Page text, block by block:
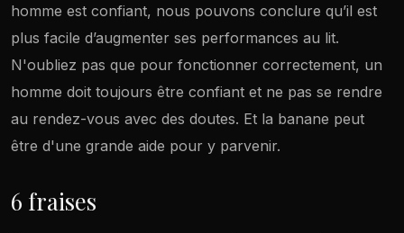
homme est confiant, nous pouvons conclure qu’il est
plus facile d’augmenter ses performances au lit.
N'oubliez pas que pour fonctionner correctement, un
homme doit toujours être confiant et ne pas se rendre
au rendez-vous avec des doutes. Et la banane peut
être d'une grande aide pour y parvenir.
6 fraises